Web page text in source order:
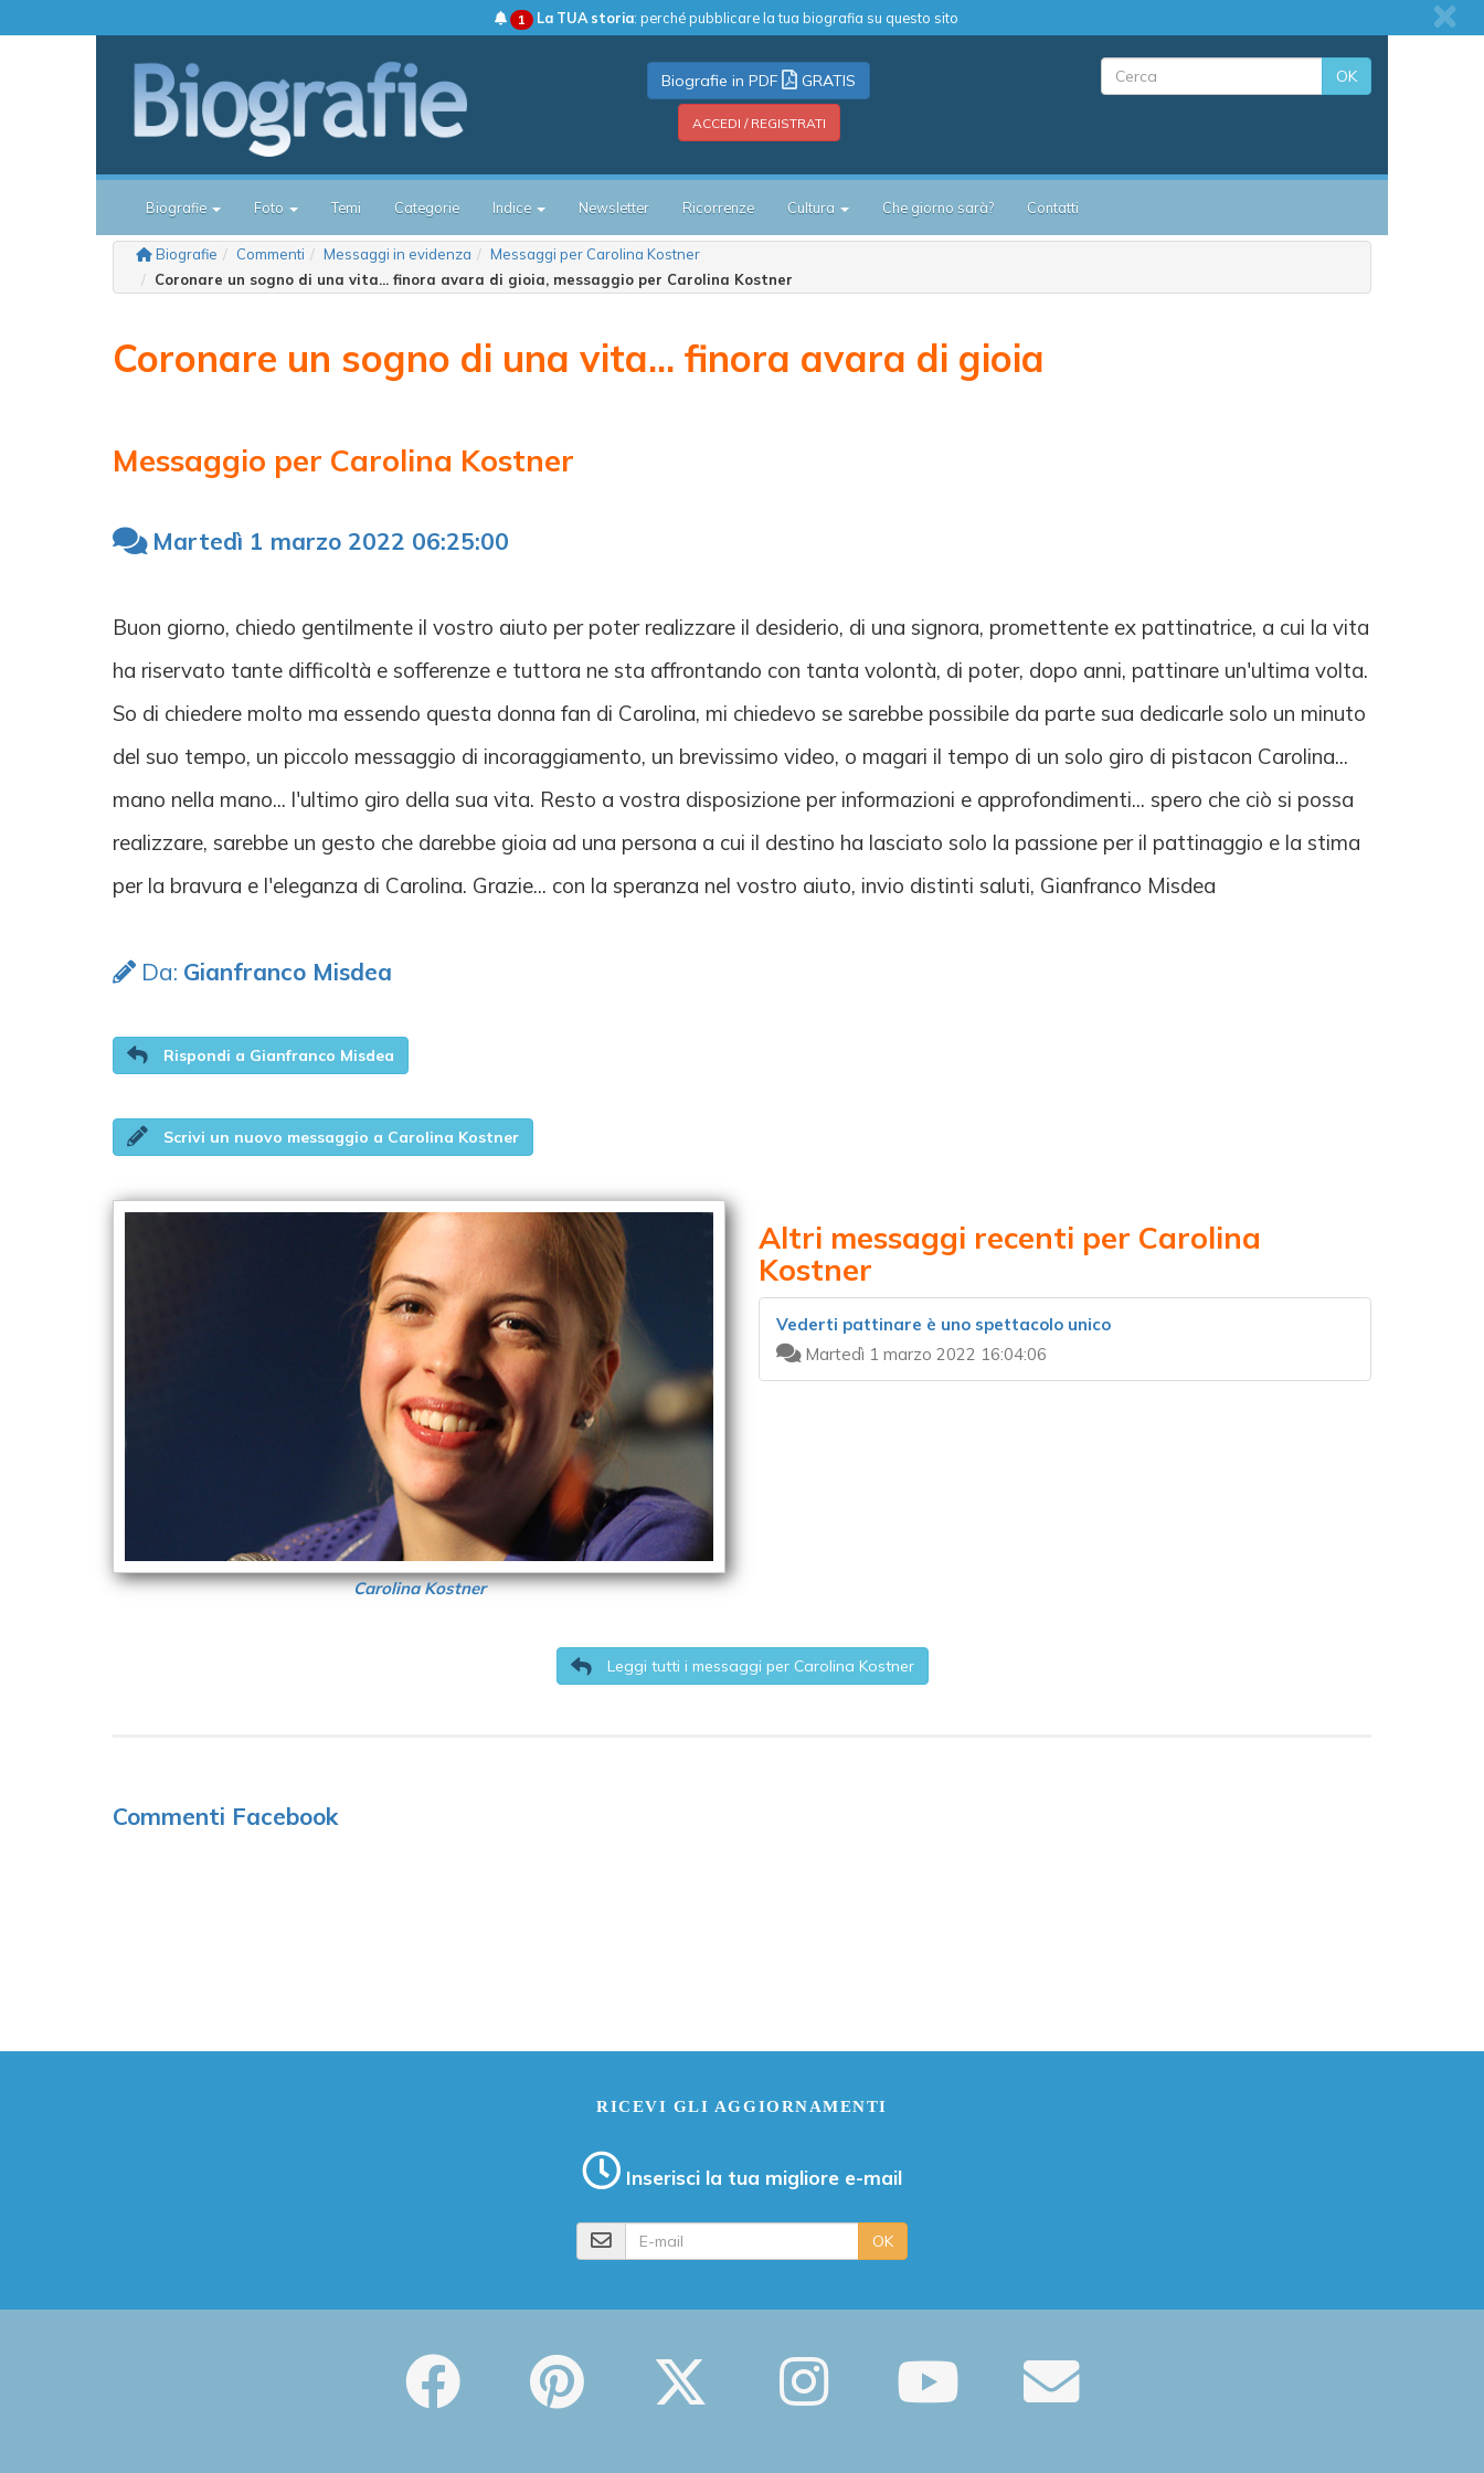
1 La TUA storia: perché pubblicare la tua biografia su questo sito
Biografie in PDF GRATIS
ACCEDI / REGISTRATI
OK
Biografie Foto Temi Categorie Indice Newsletter Ricorrenze Cultura Che giorno sarà? Contatti
Biografie Commenti Messaggi in evidenza
Messaggi per Carolina Kostner
Coronare un sogno di una vita... finora avara di gioia, messaggio per Carolina Kostner
Coronare un sogno di una vita... finora avara di gioia
Messaggio per Carolina Kostner
Martedì 1 marzo 2022 06:25:00
Buon giorno, chiedo gentilmente il vostro aiuto per poter realizzare il desiderio, di una signora, promettente ex pattinatrice, a cui la vita
ha riservato tante difficoltà e sofferenze e tuttora ne sta affrontando con tanta volontà, di poter, dopo anni, pattinare un'ultima volta.
So di chiedere molto ma essendo questa donna fan di Carolina, mi chiedevo se sarebbe possibile da parte sua dedicarle solo un minuto
del suo tempo, un piccolo messaggio di incoraggiamento, un brevissimo video, o magari il tempo di un solo giro di pistacon Carolina...
mano nella mano... l'ultimo giro della sua vita. Resto a vostra disposizione per informazioni e approfondimenti... spero che ciò si possa
realizzare, sarebbe un gesto che darebbe gioia ad una persona a cui il destino ha lasciato solo la passione per il pattinaggio e la stima
per la bravura e l'eleganza di Carolina. Grazie... con la speranza nel vostro aiuto, invio distinti saluti, Gianfranco Misdea
Da: Gianfranco Misdea
Rispondi a Gianfranco Misdea
Scrivi un nuovo messaggio a Carolina Kostner
Carolina Kostner
Altri messaggi recenti per Carolina
Kostner
Vederti pattinare è uno spettacolo unico
Martedì 1 marzo 2022 16:04:06
Leggi tutti i messaggi per Carolina Kostner
Commenti Facebook
RICEVI GLI AGGIORNAMENTI
Inserisci la tua migliore e-mail
OK